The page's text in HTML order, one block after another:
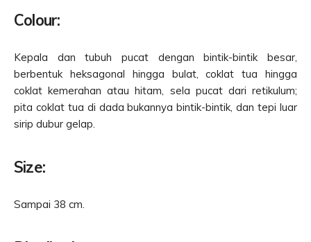
Colour:
Kepala dan tubuh pucat dengan bintik-bintik besar,
berbentuk heksagonal hingga bulat, coklat tua hingga
coklat kemerahan atau hitam, sela pucat dari retikulum;
pita coklat tua di dada bukannya bintik-bintik, dan tepi luar
sirip dubur gelap.
Size:
Sampai 38 cm.